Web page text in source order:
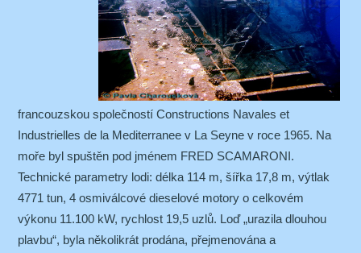
francouzskou společností Constructions Navales et
Industrielles de la Mediterranee v La Seyne v roce 1965. Na
moře byl spuštěn pod jménem FRED SCAMARONI.
Technické parametry lodi: délka 114 m, šířka 17,8 m, výtlak
4771 tun, 4 osmiválcové dieselové motory o celkovém
výkonu 11.100 kW, rychlost 19,5 uzlů. Loď „urazila dlouhou
plavbu“, byla několikrát prodána, přejmenována a